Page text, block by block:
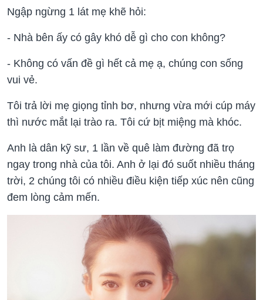
Ngập ngừng 1 lát mẹ khẽ hỏi:
- Nhà bên ấy có gây khó dễ gì cho con không?
- Không có vấn đề gì hết cả mẹ ạ, chúng con sống
vui vẻ.
Tôi trả lời mẹ giọng tỉnh bơ, nhưng vừa mới cúp máy
thì nước mắt lại trào ra. Tôi cứ bịt miệng mà khóc.
Anh là dân kỹ sư, 1 lần về quê làm đường đã trọ
ngay trong nhà của tôi. Anh ở lại đó suốt nhiều tháng
trời, 2 chúng tôi có nhiều điều kiện tiếp xúc nên cũng
đem lòng cảm mến.